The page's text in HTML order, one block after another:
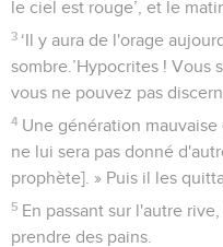
le ciel est rouge’, et le
3 ‘Il y aura de l'orage
sombre.’Hypocrites ! Vous
vous ne pouvez pas
4 Une génération
ne lui sera pas donné
prophète]. » Puis il les
5 En passant sur l'autre
prendre des pains.